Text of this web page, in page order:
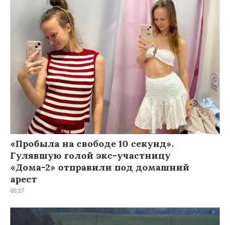
«Пробыла на свободе 10 секунд».
Гулявшую голой экс-участницу
«Дома-2» отправили под домашний
арест
00:27